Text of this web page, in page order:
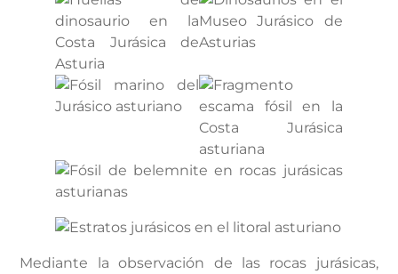
Mediante la observación de las rocas jurásicas,